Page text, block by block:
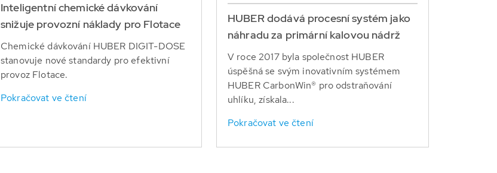
Inteligentní chemické dávkování
snižuje provozní náklady pro Flotace
Chemické dávkování HUBER DIGIT-DOSE
stanovuje nové standardy pro efektivní
provoz Flotace.
Pokračovat ve čtení
HUBER dodává procesní systém jako
náhradu za primární kalovou nádrž
V roce 2017 byla společnost HUBER
úspěšná se svým inovativním systémem
HUBER CarbonWin® pro odstraňování
uhlíku, získala...
Pokračovat ve čtení